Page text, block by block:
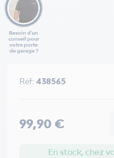
Besoin d'un
conseil pour
votre porte
de garage ?
Réf: 438565
99,90 €
En stock, chez